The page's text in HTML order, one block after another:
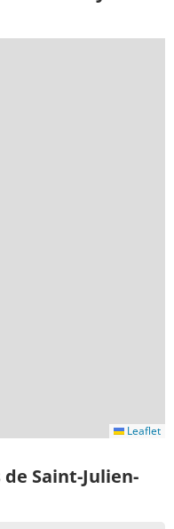
Leaflet
Saint-Julien-